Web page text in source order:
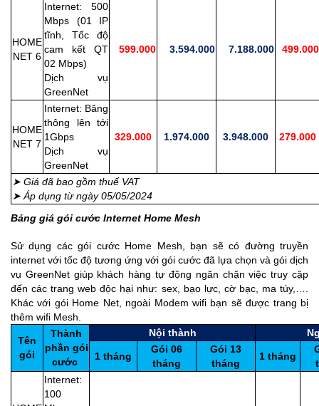
HOME
NET 6
Internet: 500
Mbps (01 IP
tĩnh, Tốc độ
cam kết QT
02 Mbps)
Dịch vụ
GreenNet
599.000 3.594.000 7.188.000 499.000
HOME
NET 7
Internet: Băng
thông lên tới
1Gbps
Dịch vụ
GreenNet
329.000 1.974.000 3.948.000 279.000
➤ Giá đã bao gồm thuế VAT
➤ Áp dụng từ ngày 05/05/2024
Bảng giá gói cước Internet Home Mesh
Sử dụng các gói cước Home Mesh, bạn sẽ có đường truyền
internet với tốc độ tương ứng với gói cước đã lựa chọn và gói dịch
vụ GreenNet giúp khách hàng tự động ngăn chặn việc truy cập
đến các trang web độc hại như: sex, bạo lực, cờ bạc, ma túy,….
Khác với gói Home Net, ngoài Modem wifi bạn sẽ được trang bị
thêm wifi Mesh.
Tên
gói
Thành
phần gói
cước
Nội thành
1 tháng
Gói 06
tháng
Gói 13
tháng
1 tháng
Internet:
100